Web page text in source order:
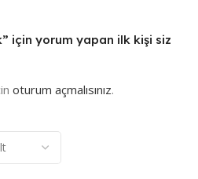
için yorum yapan ilk kişi siz
oturum açmalısınız.